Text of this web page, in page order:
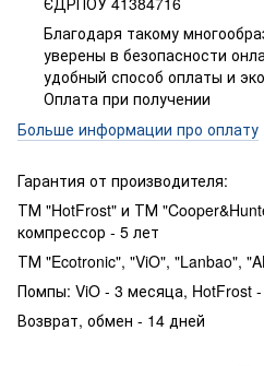
Благодаря такому
уверены в безопасности
удобный способ оплаты и
Оплата при получении
Больше информации про оплату
Гарантия от производителя:
ТМ "HotFrost" и ТМ
компрессор - 5 лет
ТМ "Ecotronic", "ViO", "Lanbao",
Помпы: ViO - 3 месяца, HotFrost
Возврат, обмен - 14 дней